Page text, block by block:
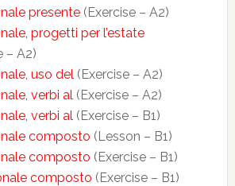
presente(Exercise – A2)
progetti per l’estate
– A2)
uso del(Exercise – A2)
verbi al(Exercise – A2)
verbi al(Exercise – B1)
composto (Lesson – B1)
composto (Exercise – B1)
composto (Exercise – B1)